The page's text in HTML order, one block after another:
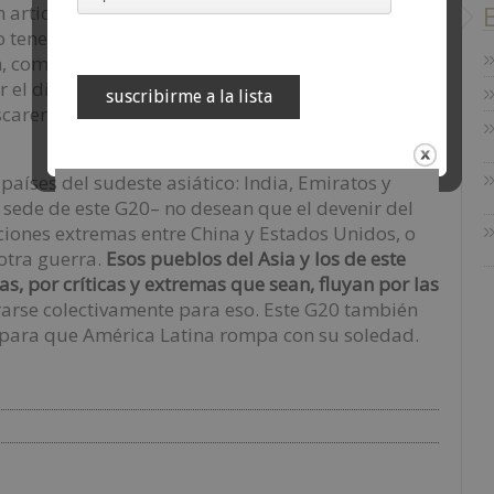
posiciones similares y dar cuenta de
citas previas, para configurar
lo hicimos en el pasado. El que ahora no lo
diálogo intrarregional, para tener una voz
incidir en el reordenamiento global en
del sudeste asiático: India, Emiratos y
de este G20– no desean que el devenir del
extremas entre China y Estados Unidos, o
guerra. Esos pueblos del Asia y los de este
por críticas y extremas que sean, fluyan por las
colectivamente para eso. Este G20 también
que América Latina rompa con su soledad.